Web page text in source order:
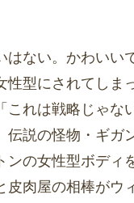
はない。かわい
型にされてしま
これは戦略じゃな
説の怪物・ギガ
ンの女性型ボディ
皮肉屋の相棒がウ